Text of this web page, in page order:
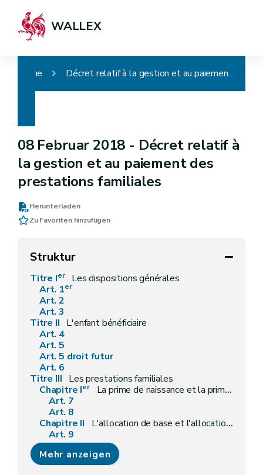
WALLEX
Home Décret relatif à la gestion et au paiement des prestations familiales
08 Februar 2018 - Décret relatif à
la gestion et au paiement des
prestations familiales
Herunterladen
Zu Favoriten hinzufügen
Struktur
Titre Ier
Les dispositions générales
Art. 1er
Art. 2
Art. 3
Titre II L'enfant bénéficiaire
Art. 4
Art. 5
Art. 5 droit futur
Art. 6
Titre III Les prestations familiales
Chapitre Ier
La prime de naissance et la prime d'adoption
Art. 7
Art. 8
Chapitre II
L'allocation de base et l'allocation forfaitaire
Art. 9
Art. 10
Chapitre III (Les suppléments et les allocations spéciales - Décret du 25 avril 2024, art.5)
Art. 11
Mehr anzeigen